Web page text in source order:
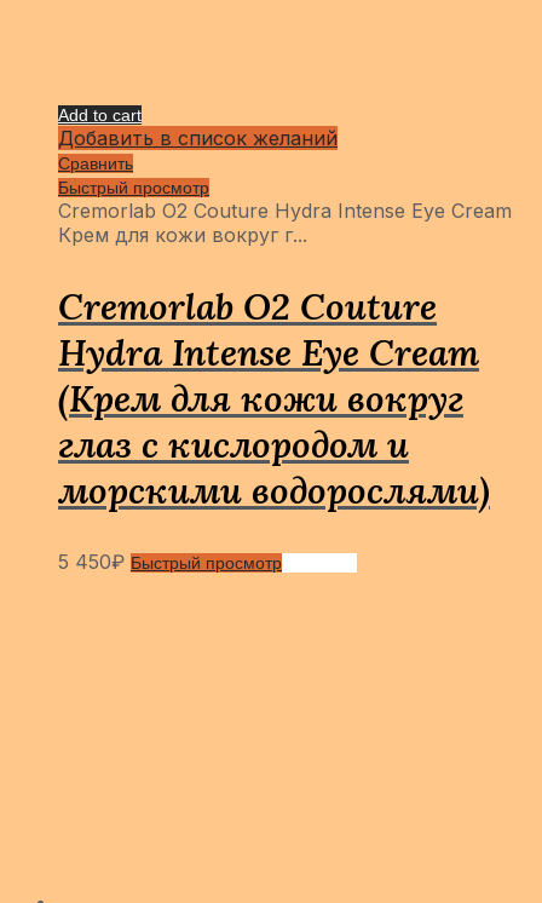
Add to cart
Добавить в список желаний
Сравнить
Быстрый просмотр
Cremorlab O2 Couture Hydra Intense Eye Cream
Крем для кожи вокруг г...
Cremorlab O2 Couture
Hydra Intense Eye Cream
(Крем для кожи вокруг
глаз с кислородом и
морскими водорослями)
5 450₽ Быстрый просмотр